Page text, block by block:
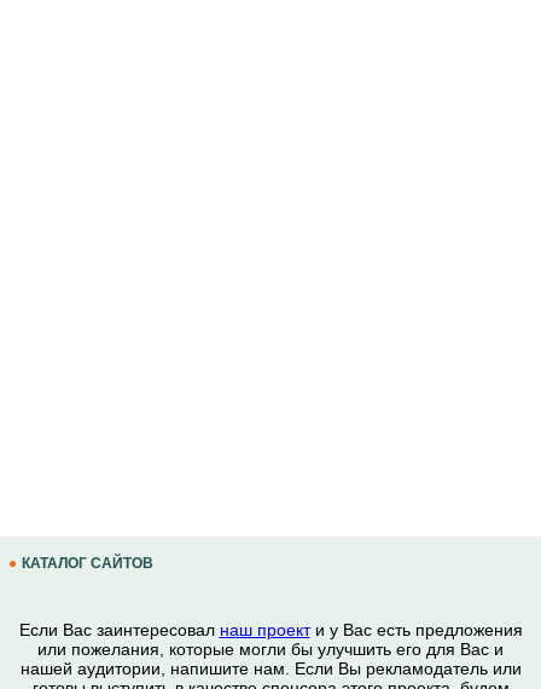
КАТАЛОГ САЙТОВ
Если Вас заинтересовал наш проекти у Вас есть предложения
или пожелания, которые могли бы улучшить его для Вас и
нашей аудитории, напишите нам. Если Вы рекламодатель или